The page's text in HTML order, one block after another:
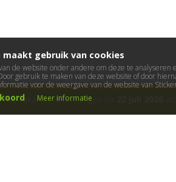
vakantie! Bestellingen na
maakt gebruik van cookies
de website onder andere om deze te
gebruik te maken van deze website of door
voor de weergave van de website van
Meer informatie